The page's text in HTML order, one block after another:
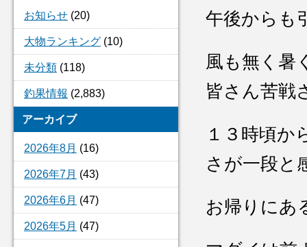
お知らせ (20)
大物ランキング (10)
未分類 (118)
釣果情報 (2,883)
アーカイブ
2026年8月 (16)
2026年7月 (43)
2026年6月 (47)
2026年5月 (47)
午後からも
風も無く暑
皆さん苦戦
１３時頃
さが一段と
お帰りにあ